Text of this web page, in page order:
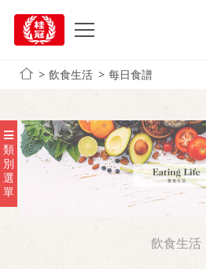
飲食生活 每日食譜
類
別
選
單
飲食生活